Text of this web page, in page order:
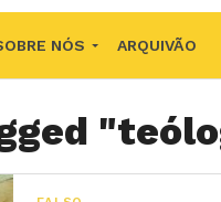
NÓS ARQUIVÃO